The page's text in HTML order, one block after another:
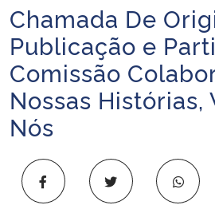
Ministério da Infraestrutura
Ministério da Agricultura, Pecuária e
Ministério da Educação
Ministério da Cidadania
Ministério da Saúde
Início do conteúdo
Chamada De
Publicação e
Comissão
Nossas Histórias,
Nós